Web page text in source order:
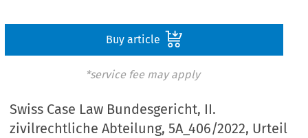
Buy article
*service fee may apply
Swiss Case Law Bundesgericht, II.
zivilrechtliche Abteilung, 5A_406/2022, Urteil